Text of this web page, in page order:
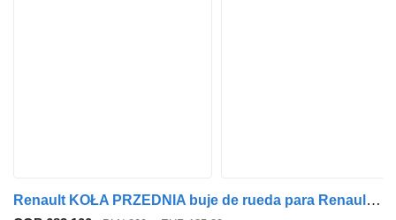
Renault KOŁA PRZEDNIA buje de rueda para Renault 22,5 cabeza tractora